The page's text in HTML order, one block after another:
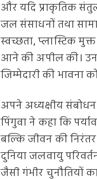
और यदि प्राकृतिक
जल संसाधनों तथा
स्वच्छता, प्लास्टिक
आने की अपील की।
जिम्मेदारी की भावना
अपने अध्यक्षीय संबोधन
पिंगुवा ने कहा कि
बल्कि जीवन की
दुनिया जलवायु
जैसी गंभीर चुनौतियों